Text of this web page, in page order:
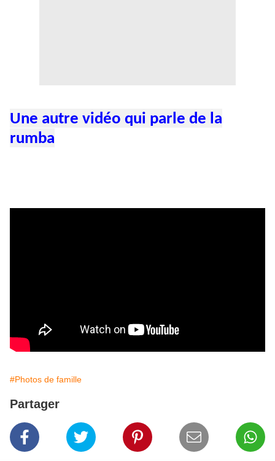
Une autre vidéo qui parle de la
rumba
#Photos de famille
Partager